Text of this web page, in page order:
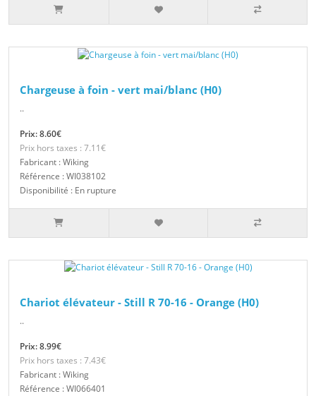
Chargeuse à foin - vert mai/blanc (H0)
..
Prix: 8.60€
Prix hors taxes : 7.11€
Fabricant : Wiking
Référence : WI038102
Disponibilité : En rupture
Chariot élévateur - Still R 70-16 - Orange (H0)
..
Prix: 8.99€
Prix hors taxes : 7.43€
Fabricant : Wiking
Référence : WI066401